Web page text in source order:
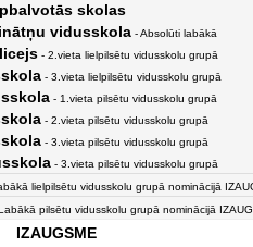
skolas
vidusskola - Absolūti labākā
- 2.vieta lielpilsētu vidusskolu grupā
- 3.vieta lielpilsētu vidusskolu grupā
- 1.vieta pilsētu vidusskolu grupā
- 2.vieta pilsētu vidusskolu grupā
- 3.vieta pilsētu vidusskolu grupā
- 3.vieta pilsētu vidusskolu grupā
lielpilsētu vidusskolu grupā nominācijā
pilsētu vidusskolu grupā nominācijā
IZAUGSME